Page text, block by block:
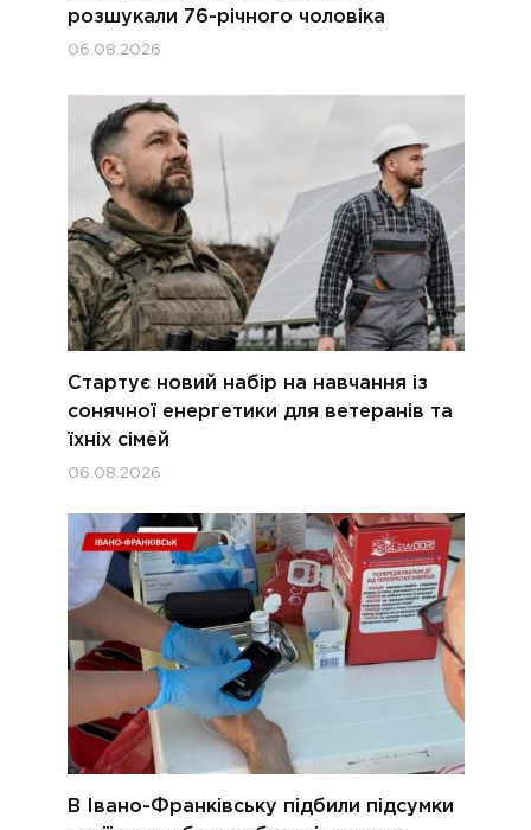
розшукали 76-річного чоловіка
06.08.2026
Стартує новий набір на навчання із
сонячної енергетики для ветеранів та
їхніх сімей
06.08.2026
В Івано-Франківську підбили підсумки